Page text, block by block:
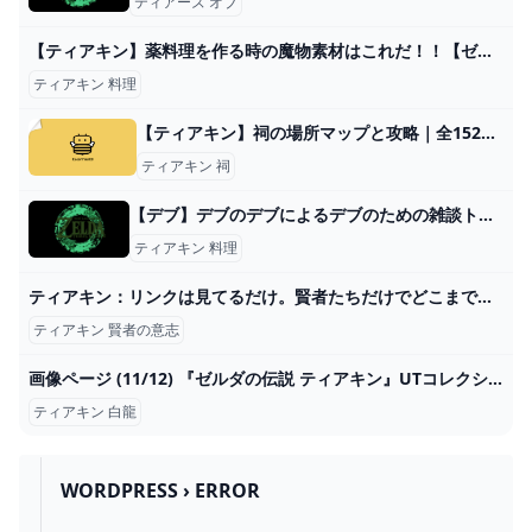
【ティアキン】薬料理を作る時の魔物素材はこれだ！！【ゼルダの伝説 ティアーズ オブ ザ キングダム】 - YouTube
ティアキン 料理
【ティアキン】祠の場所マップと攻略｜全152箇所掲載【ゼルダの伝説ティアーズオブザキングダム】｜ゲームエイト
ティアキン 祠
【デブ】デブのデブによるデブのための雑談トピ！part20 ガールズちゃんねる - Girls Channel -
ティアキン 料理
ティアキン：リンクは見てるだけ。賢者たちだけでどこまで戦えるか検証してみた【ゼルダ ティアーズ オブ ザ キングダム日記＃53】 - 電撃オンライン
ティアキン 賢者の意志
画像ページ (11/12) 『ゼルダの伝説 ティアキン』UTコレクションが発売中、ラインアップ一挙紹介。白龍の瞳から落ちる泪が印象的 ゲーム・エンタメ最新情報のファミ通.com
ティアキン 白龍
WORDPRESS › ERROR